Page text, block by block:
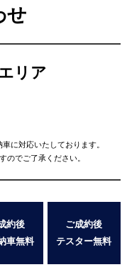
せ
リア
に対応いたしております。
のでご了承ください。
約後
車無料
ご成約後
テスター無料